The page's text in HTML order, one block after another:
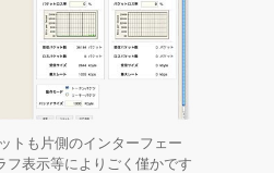
トも片側のインターフェー
フ表示等によりごく僅かです